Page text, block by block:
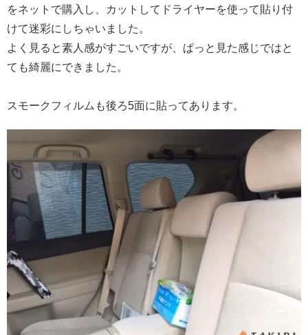
をネットで購入し、カットしてドライヤーを使って貼り付
けて迷彩にしちゃいました。
よく見ると素人感がすごいですが、ぱっと見た感じではと
ても綺麗にできました。
スモークフィルムも後ろ5面に貼ってあります。